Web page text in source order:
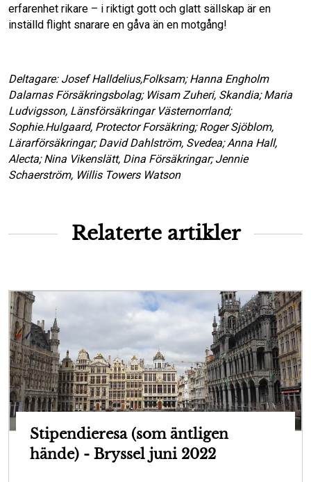
erfarenhet rikare – i riktigt gott och glatt sällskap är en
inställd flight snarare en gåva än en motgång!
Deltagare: Josef Halldelius,Folksam; Hanna Engholm
Dalarnas Försäkringsbolag; Wisam Zuheri, Skandia; Maria
Ludvigsson, Länsförsäkringar Västernorrland;
Sophie.Hulgaard, Protector Forsäkring; Roger Sjöblom,
Lärarförsäkringar; David Dahlström, Svedea; Anna Hall,
Alecta; Nina Vikenslätt, Dina Försäkringar; Jennie
Schaerström, Willis Towers Watson
Relaterte artikler
Stipendieresa (som äntligen
hände) - Bryssel juni 2022